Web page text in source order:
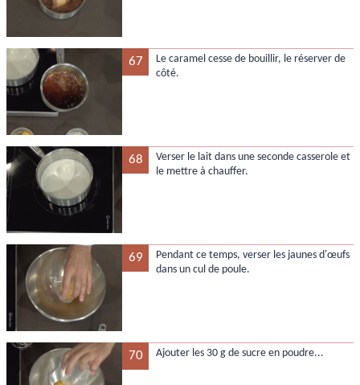
67
Le caramel cesse de bouillir, le réserver de
côté.
68
Verser le lait dans une seconde casserole et
le mettre à chauffer.
69
Pendant ce temps, verser les jaunes d'œufs
dans un cul de poule.
70 Ajouter les 30 g de sucre en poudre...